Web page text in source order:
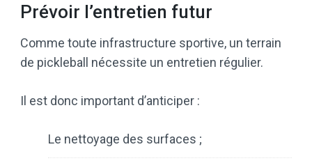
Prévoir l’entretien futur
Comme toute infrastructure sportive, un terrain
de pickleball nécessite un entretien régulier.
Il est donc important d’anticiper :
Le nettoyage des surfaces ;